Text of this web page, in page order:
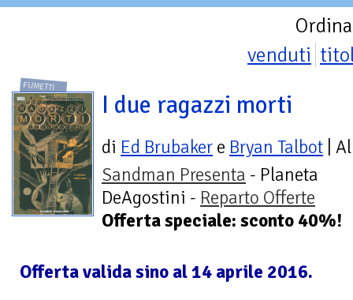
venduti
FUMETTI
I due ragazzi morti
di Ed Brubaker e Bryan Talbot |
Sandman Presenta - Planeta
DeAgostini - Reparto Offerte
Offerta speciale: sconto 40%!
Offerta valida sino al 14 aprile 2016.